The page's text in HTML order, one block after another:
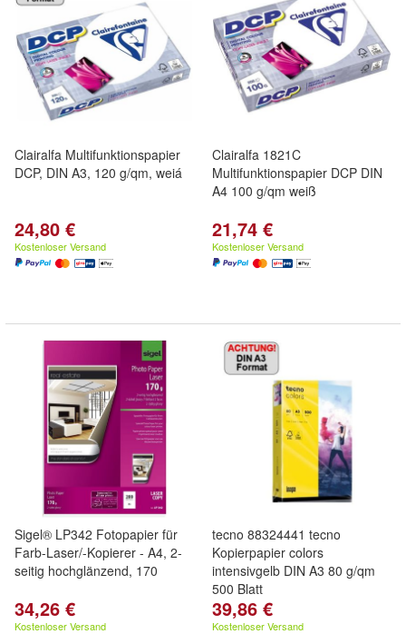
Clairalfa Multifunktionspapier
DCP, DIN A3, 120 g/qm, weiá
24,80 €
Kostenloser Versand
Clairalfa 1821C
Multifunktionspapier DCP DIN
A4 100 g/qm weiß
21,74 €
Kostenloser Versand
Sigel® LP342 Fotopapier für
Farb-Laser/-Kopierer - A4, 2-
seitig hochglänzend, 170
34,26 €
Kostenloser Versand
tecno 88324441 tecno
Kopierpapier colors
intensivgelb DIN A3 80 g/qm
500 Blatt
39,86 €
Kostenloser Versand